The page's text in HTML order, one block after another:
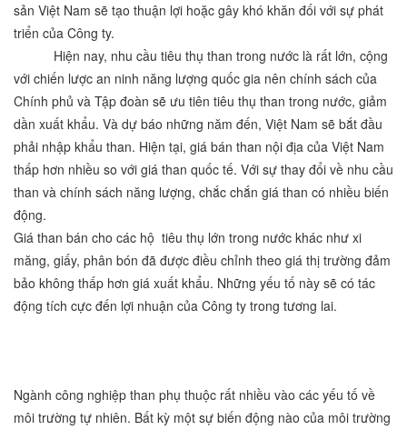
sản Việt Nam sẽ tạo thuận lợi hoặc gây khó khăn đối với sự phát
triển của Công ty.
Hiện nay, nhu cầu tiêu thụ than trong nước là rất lớn, cộng
với chiến lược an ninh năng lượng quốc gia nên chính sách của
Chính phủ và Tập đoàn sẽ ưu tiên tiêu thụ than trong nước, giảm
dần xuất khẩu. Và dự báo những năm đến, Việt Nam sẽ bắt đầu
phải nhập khẩu than. Hiện tại, giá bán than nội địa của Việt Nam
thấp hơn nhiều so với giá than quốc tế. Với sự thay đổi về nhu cầu
than và chính sách năng lượng, chắc chắn giá than có nhiều biến
động.
Giá than bán cho các hộ tiêu thụ lớn trong nước khác như xi
măng, giấy, phân bón đã được điều chỉnh theo giá thị trường đảm
bảo không thấp hơn giá xuất khẩu. Những yếu tố này sẽ có tác
động tích cực đến lợi nhuận của Công ty trong tương lai.
Ngành công nghiệp than phụ thuộc rất nhiều vào các yếu tố về
môi trường tự nhiên. Bất kỳ một sự biến động nào của môi trường